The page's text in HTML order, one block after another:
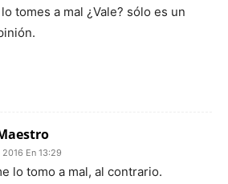
tomes a mal ¿Vale? sólo es un
En 13:29
lo tomo a mal, al contrario.